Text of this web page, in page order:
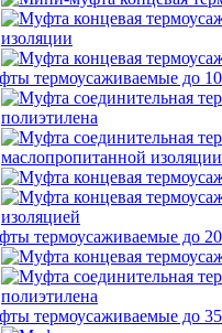
изоляции
полиэтилена
маслопропитанной изоляции
изоляцией
полиэтилена